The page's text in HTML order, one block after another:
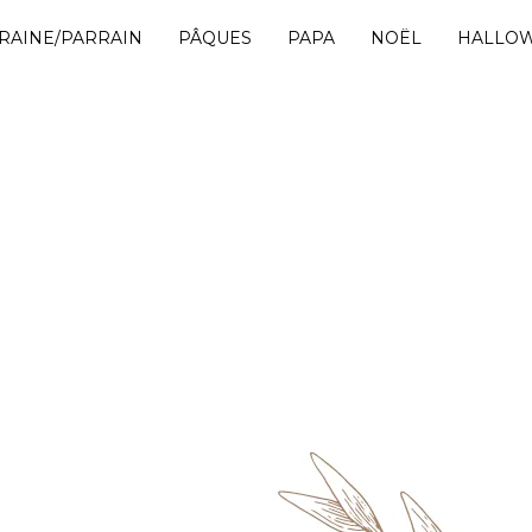
PARRAIN PÂQUES PAPA NOËL